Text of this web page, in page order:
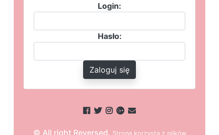
Login:
Hasło:
Zaloguj się
© All right Reversed. Strona korzysta z plików